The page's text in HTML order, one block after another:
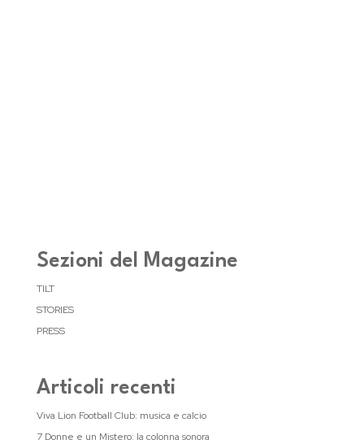
Sezioni del Magazine
TILT
STORIES
PRESS
Articoli recenti
Viva Lion Football Club: musica e calcio
7 Donne e un Mistero: la colonna sonora